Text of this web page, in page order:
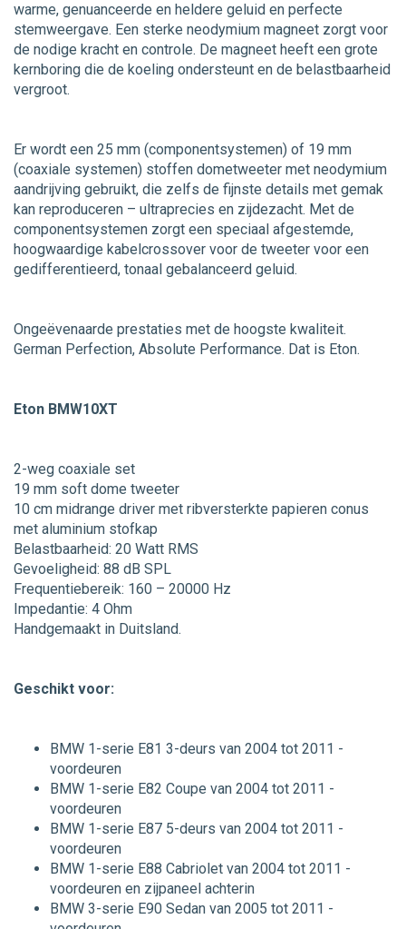
warme, genuanceerde en heldere geluid en perfecte
stemweergave. Een sterke neodymium magneet zorgt voor
de nodige kracht en controle. De magneet heeft een grote
kernboring die de koeling ondersteunt en de belastbaarheid
vergroot.
Er wordt een 25 mm (componentsystemen) of 19 mm
(coaxiale systemen) stoffen dometweeter met neodymium
aandrijving gebruikt, die zelfs de fijnste details met gemak
kan reproduceren – ultraprecies en zijdezacht. Met de
componentsystemen zorgt een speciaal afgestemde,
hoogwaardige kabelcrossover voor de tweeter voor een
gedifferentieerd, tonaal gebalanceerd geluid.
Ongeëvenaarde prestaties met de hoogste kwaliteit.
German Perfection, Absolute Performance. Dat is Eton.
Eton BMW10XT
2-weg coaxiale set
19 mm soft dome tweeter
10 cm midrange driver met ribversterkte papieren conus
met aluminium stofkap
Belastbaarheid: 20 Watt RMS
Gevoeligheid: 88 dB SPL
Frequentiebereik: 160 – 20000 Hz
Impedantie: 4 Ohm
Handgemaakt in Duitsland.
Geschikt voor:
BMW 1-serie E81 3-deurs van 2004 tot 2011 -
voordeuren
BMW 1-serie E82 Coupe van 2004 tot 2011 -
voordeuren
BMW 1-serie E87 5-deurs van 2004 tot 2011 -
voordeuren
BMW 1-serie E88 Cabriolet van 2004 tot 2011 -
voordeuren en zijpaneel achterin
BMW 3-serie E90 Sedan van 2005 tot 2011 -